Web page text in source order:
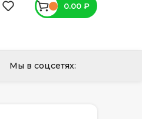
0.00 ₽
Мы в соцсетях: